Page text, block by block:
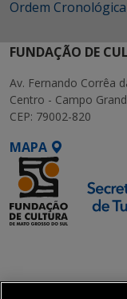
Ordem
FUNDAÇÃO DE
Av. Fernando Corrêa
Centro - Campo
CEP: 79002-820
MAPA
Transformação